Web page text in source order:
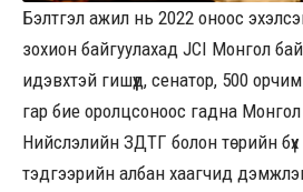
Бэлтгэл ажил нь 2022 оноос
зохион байгуулахад JCI Монгол
идэвхтэй гишүүд, сенатор, 500
гар бие оролцсоноос гадна
Нийслэлийн ЗДТГ болон төрийн
тэдгээрийн албан хаагчид дэмжлэг